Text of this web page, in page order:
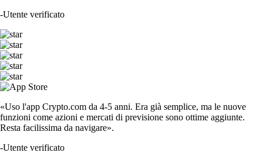
-Utente verificato
«Uso l'app Crypto.com da 4-5 anni. Era già semplice, ma le nuove
funzioni come azioni e mercati di previsione sono ottime aggiunte.
Resta facilissima da navigare».
-Utente verificato